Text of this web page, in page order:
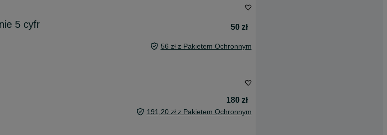
5 cyfr
50 zł
56 zł z Pakietem Ochronnym
180 zł
191,20 zł z Pakietem Ochronnym